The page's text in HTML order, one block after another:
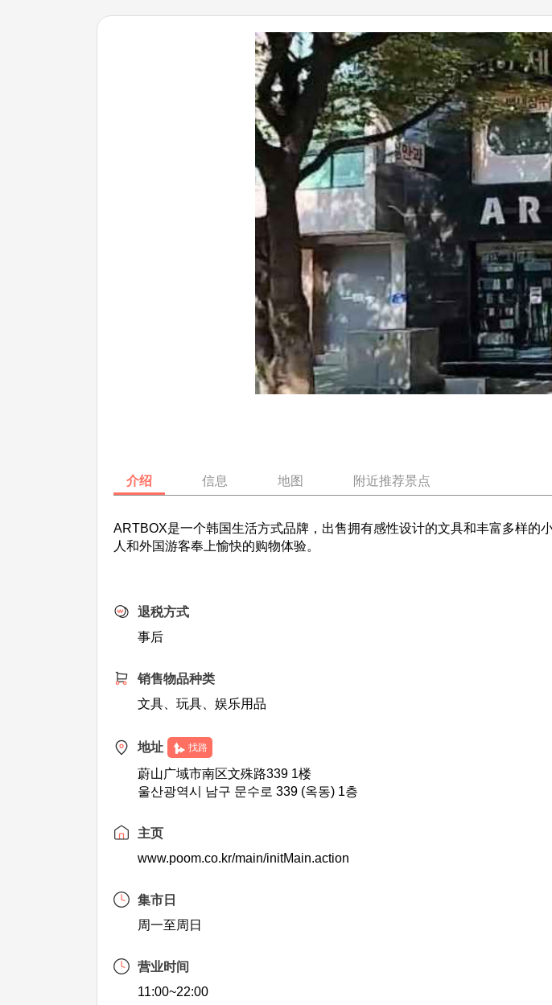
介绍 信息 地图 附近推荐景点
ARTBOX是一个韩国生活方式品牌，出售拥有感性设计的文具和丰富多样
人和外国游客奉上愉快的购物体验。
退税方式
事后
销售物品种类
文具、玩具、娱乐用品
地址 找路
蔚山广域市南区文殊路339 1楼
울산광역시 남구 문수로 339 (옥동) 1층
主页
www.poom.co.kr/main/initMain.action
集市日
周一至周日
营业时间
11:00~22:00